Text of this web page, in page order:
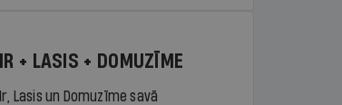
+ LASIS + DOMUZĪME
Lasis un Domuzīme savā